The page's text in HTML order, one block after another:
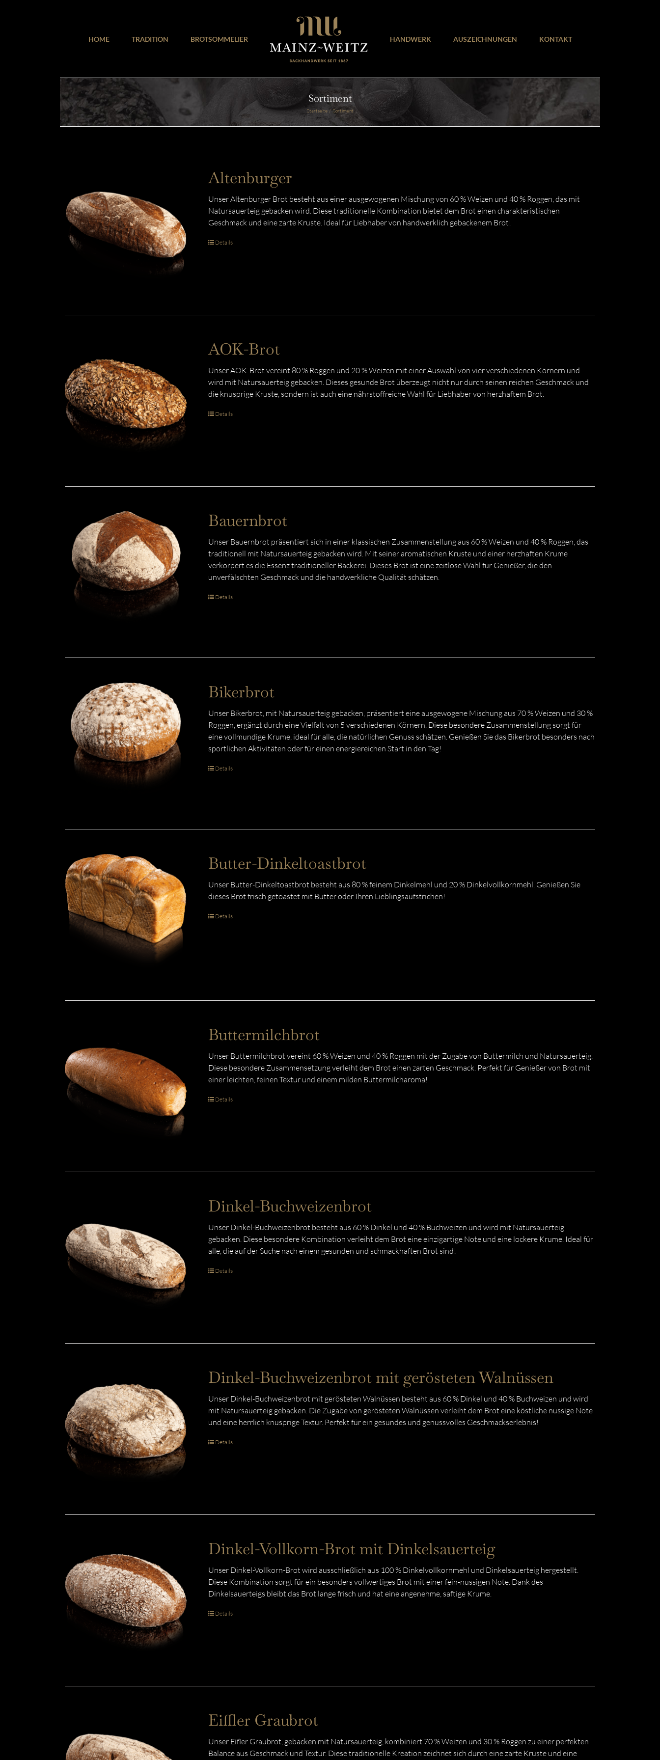
HOME TRADITION BROTSOMMELIER HANDWERK AUSZEICHNUNGEN KONTAKT
Sortiment
Startseite Sortiment
Altenburger
Unser Altenburger Brot besteht aus einer ausgewogenen Mischung von 60 % Weizen und 40 % Roggen, das mit
Natursauerteig gebacken wird. Diese traditionelle Kombination bietet dem Brot einen charakteristischen
Geschmack und eine zarte Kruste. Ideal für Liebhaber von handwerklich gebackenem Brot!
Details
AOK-Brot
Unser AOK-Brot vereint 80 % Roggen und 20 % Weizen mit einer Auswahl von vier verschiedenen Körnern und
wird mit Natursauerteig gebacken. Dieses gesunde Brot überzeugt nicht nur durch seinen reichen Geschmack und
die knusprige Kruste, sondern ist auch eine nährstoffreiche Wahl für Liebhaber von herzhaftem Brot.
Details
Bauernbrot
Unser Bauernbrot präsentiert sich in einer klassischen Zusammenstellung aus 60 % Weizen und 40 % Roggen, das
traditionell mit Natursauerteig gebacken wird. Mit seiner aromatischen Kruste und einer herzhaften Krume
verkörpert es die Essenz traditioneller Bäckerei. Dieses Brot ist eine zeitlose Wahl für Genießer, die den
unverfälschten Geschmack und die handwerkliche Qualität schätzen.
Details
Bikerbrot
Unser Bikerbrot, mit Natursauerteig gebacken, präsentiert eine ausgewogene Mischung aus 70 % Weizen und 30 %
Roggen, ergänzt durch eine Vielfalt von 5 verschiedenen Körnern. Diese besondere Zusammenstellung sorgt für
eine vollmundige Krume, ideal für alle, die natürlichen Genuss schätzen. Genießen Sie das Bikerbrot besonders nach
sportlichen Aktivitäten oder für einen energiereichen Start in den Tag!
Details
Butter-Dinkeltoastbrot
Unser Butter-Dinkeltoastbrot besteht aus 80 % feinem Dinkelmehl und 20 % Dinkelvollkornmehl. Genießen Sie
dieses Brot frisch getoastet mit Butter oder Ihren Lieblingsaufstrichen!
Details
Buttermilchbrot
Unser Buttermilchbrot vereint 60 % Weizen und 40 % Roggen mit der Zugabe von Buttermilch und Natursauerteig.
Diese besondere Zusammensetzung verleiht dem Brot einen zarten Geschmack. Perfekt für Genießer von Brot mit
einer leichten, feinen Textur und einem milden Buttermilcharoma!
Details
Dinkel-Buchweizenbrot
Unser Dinkel-Buchweizenbrot besteht aus 60 % Dinkel und 40 % Buchweizen und wird mit Natursauerteig
gebacken. Diese besondere Kombination verleiht dem Brot eine einzigartige Note und eine lockere Krume. Ideal für
alle, die auf der Suche nach einem gesunden und schmackhaften Brot sind!
Details
Dinkel-Buchweizenbrot mit gerösteten Walnüssen
Unser Dinkel-Buchweizenbrot mit gerösteten Walnüssen besteht aus 60 % Dinkel und 40 % Buchweizen und wird
mit Natursauerteig gebacken. Die Zugabe von gerösteten Walnüssen verleiht dem Brot eine köstliche nussige Note
und eine herrlich knusprige Textur. Perfekt für ein gesundes und genussvolles Geschmackserlebnis!
Details
Dinkel-Vollkorn-Brot mit Dinkelsauerteig
Unser Dinkel-Vollkorn-Brot wird ausschließlich aus 100 % Dinkelvollkornmehl und Dinkelsauerteig hergestellt.
Diese Kombination sorgt für ein besonders vollwertiges Brot mit einer fein-nussigen Note. Dank des
Dinkelsauerteigs bleibt das Brot lange frisch und hat eine angenehme, saftige Krume.
Details
Eiffler Graubrot
Unser Eifler Graubrot, gebacken mit Natursauerteig, kombiniert 70 % Weizen und 30 % Roggen zu einer perfekten
Balance aus Geschmack und Textur. Diese traditionelle Kreation zeichnet sich durch eine zarte Kruste und eine